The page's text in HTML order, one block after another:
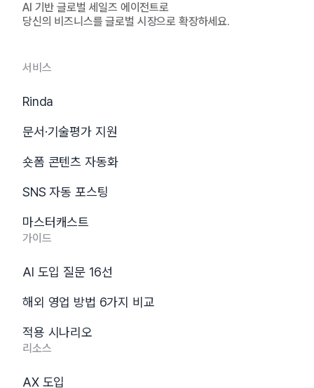
AI 기반 글로벌 세일즈 에이전트로
당신의 비즈니스를 글로벌 시장으로 확장하세요.
서비스
Rinda
문서·기술평가 지원
숏폼 콘텐츠 자동화
SNS 자동 포스팅
마스터캐스트
가이드
AI 도입 질문 16선
해외 영업 방법 6가지 비교
적용 시나리오
리소스
AX 도입